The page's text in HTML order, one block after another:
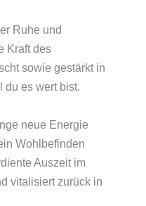
Ruhe und
Kraft des
sowie gestärkt in
du es wert bist.
neue Energie
Wohlbefinden
Auszeit im
vitalisiert zurück in